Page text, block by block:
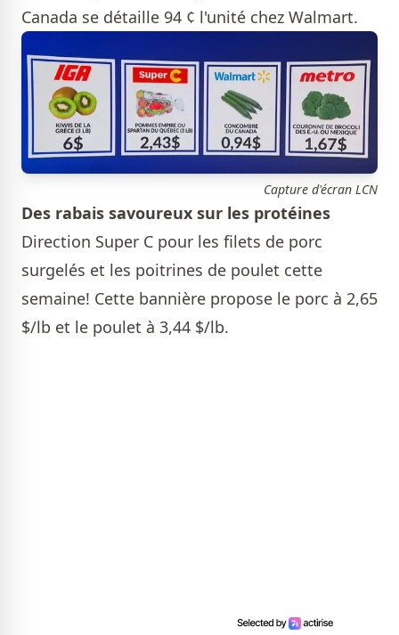
Canada se détaille 94 ¢ l'unité chez Walmart.
Capture d'écran LCN
Des rabais savoureux sur les protéines
Direction Super C pour les filets de porc
surgelés et les poitrines de poulet cette
semaine! Cette bannière propose le porc à 2,65
$/lb et le poulet à 3,44 $/lb.